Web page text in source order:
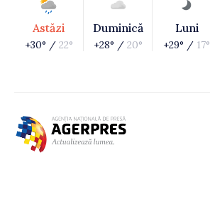
Astăzi
+30° / 22°
Duminică
+28° / 20°
Luni
+29° / 17°